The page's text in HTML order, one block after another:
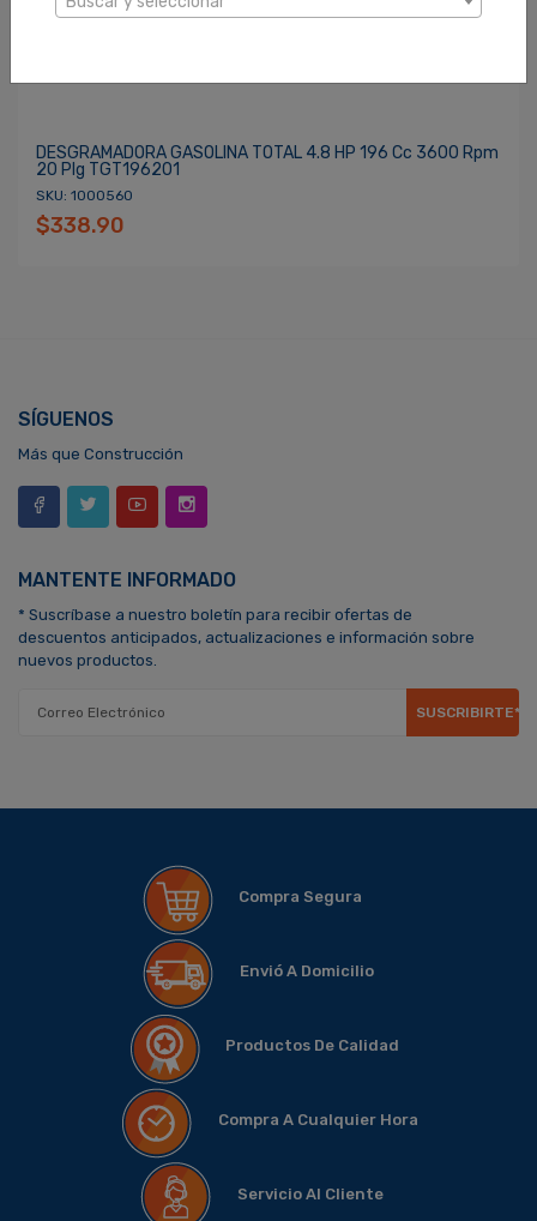
DESGRAMADORA GASOLINA TOTAL 4.8 HP 196 Cc 3600 Rpm
20 Plg TGT196201
SKU: 1000560
$338.90
SÍGUENOS
Más que Construcción
MANTENTE INFORMADO
* Suscríbase a nuestro boletín para recibir ofertas de
descuentos anticipados, actualizaciones e información sobre
nuevos productos.
SUSCRIBIRTE*
Compra Segura
Envió A Domicilio
Productos De Calidad
Compra A Cualquier Hora
Servicio Al Cliente